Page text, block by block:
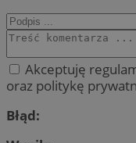
Akceptuję
oraz politykę
Błąd: